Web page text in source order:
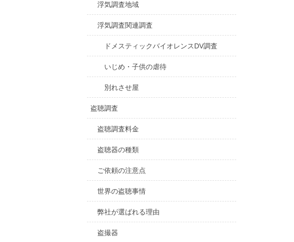
浮気調査地域
浮気調査関連調査
ドメスティックバイオレンスDV調査
いじめ・子供の虐待
別れさせ屋
盗聴調査
盗聴調査料金
盗聴器の種類
ご依頼の注意点
世界の盗聴事情
弊社が選ばれる理由
盗撮器